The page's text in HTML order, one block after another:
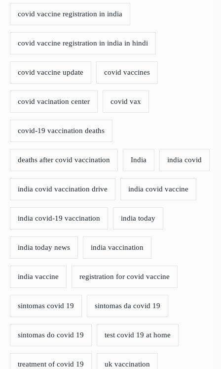
covid vaccine registration in india
covid vaccine registration in india in hindi
covid vaccine update covid vaccines
covid vacination center covid vax
covid-19 vaccination deaths
deaths after covid vaccination India india covid
india covid vaccination drive india covid vaccine
india covid-19 vaccination india today
india today news india vaccination
india vaccine registration for covid vaccine
sintomas covid 19 sintomas da covid 19
sintomas do covid 19 test covid 19 at home
treatment of covid 19 uk vaccination